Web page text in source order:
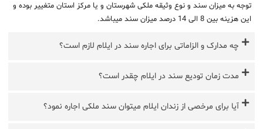
توجه به میزان سند و نوع وثیقه ملکی شهرستان و یا مرکز استان متغییر بوده و
این هزینه بین 8 الی 14 درصد میزان سند میباشد.
چه مدارک و الزاماتی برای اجاره سند در ایلام لازم است؟
مدت زمان تودیع سند در ایلام چقدر است؟
آیا برای مرخصی از زندان ایلام میتوان سند ملکی اجاره نمود؟